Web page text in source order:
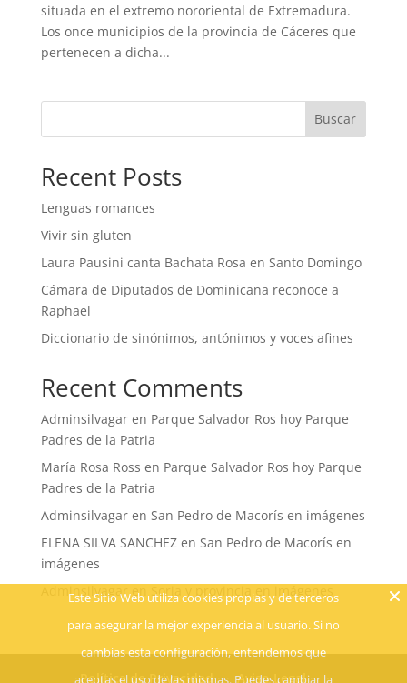
situada en el extremo nororiental de Extremadura.
Los once municipios de la provincia de Cáceres que
pertenecen a dicha...
Buscar
Recent Posts
Lenguas romances
Vivir sin gluten
Laura Pausini canta Bachata Rosa en Santo Domingo
Cámara de Diputados de Dominicana reconoce a
Raphael
Diccionario de sinónimos, antónimos y voces afines
Recent Comments
Adminsilvagaren Parque Salvador Ros hoy Parque
Padres de la Patria
María Rosa Ross en Parque Salvador Ros hoy Parque
Padres de la Patria
Adminsilvagaren San Pedro de Macorís en imágenes
ELENA SILVA SANCHEZen San Pedro de Macorís en
imágenes
Adminsilvagaren Soria y provincia en imágenes
Política de Privacidad Aviso Legal
Este Sitio Web utiliza cookies propias y de terceros
para asegurar la mejor experiencia al usuario. Si no
cambias esta configuración, entendemos que
aceptas el uso de las mismas. Puedes cambiar la